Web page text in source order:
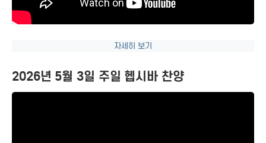
자세히 보기
2026년 5월 3일 주일 헵시바 찬양